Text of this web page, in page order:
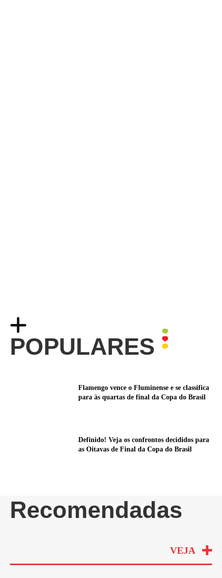
POPULARES
Flamengo vence o Fluminense e se classifica
para às quartas de final da Copa do Brasil
Definido! Veja os confrontos decididos para
as Oitavas de Final da Copa do Brasil
Recomendadas
VEJA